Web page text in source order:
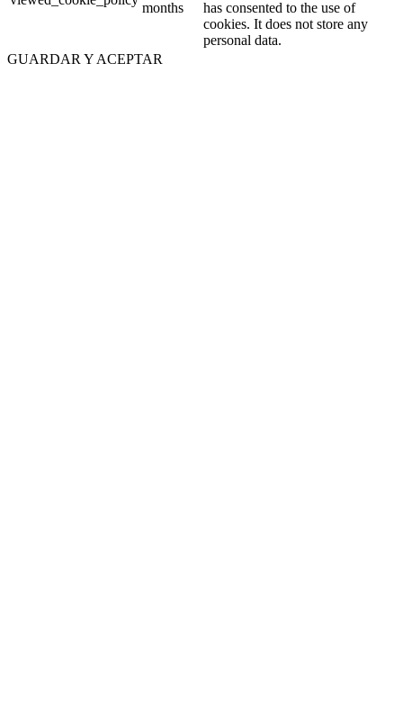
months
has consented to the use of
cookies. It does not store any
personal data.
GUARDAR Y ACEPTAR